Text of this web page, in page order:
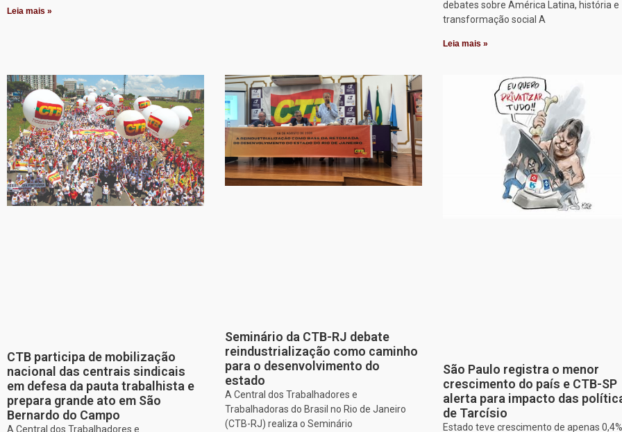
Leia mais »
debates sobre América Latina, história e
transformação social A
Leia mais »
CTB participa de mobilização
nacional das centrais sindicais
em defesa da pauta trabalhista e
prepara grande ato em São
Bernardo do Campo
A Central dos Trabalhadores e
Seminário da CTB-RJ debate
reindustrialização como caminho
para o desenvolvimento do
estado
A Central dos Trabalhadores e
Trabalhadoras do Brasil no Rio de Janeiro
(CTB-RJ) realiza o Seminário
São Paulo registra o menor
crescimento do país e CTB-SP
alerta para impacto das
de Tarcísio
Estado teve crescimento de apenas 0,4%